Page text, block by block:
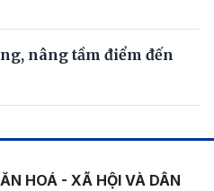
nâng tầm điểm đến
HOÁ - XÃ HỘI VÀ DÂN